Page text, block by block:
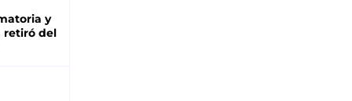
y
retiró del